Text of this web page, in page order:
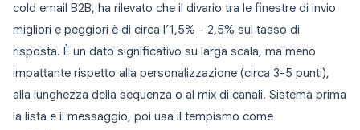
cold email B2B, ha rilevato che il divario tra le finestre di invio
migliori e peggiori è di circa l’1,5% - 2,5% sul tasso di
risposta. È un dato significativo su larga scala, ma meno
impattante rispetto alla personalizzazione (circa 3-5 punti),
alla lunghezza della sequenza o al mix di canali. Sistema prima
la lista e il messaggio, poi usa il tempismo come